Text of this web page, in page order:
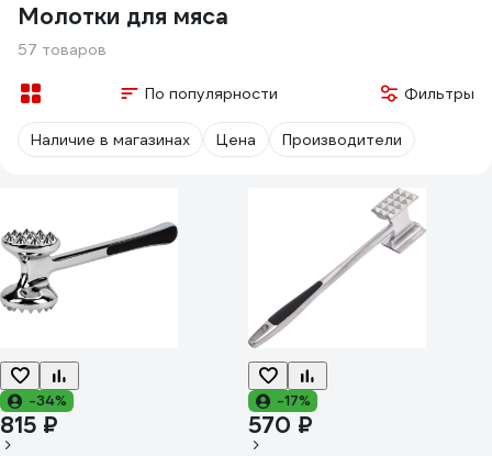
Молотки для мяса
57 товаров
По популярности Фильтры
Наличие в магазинах Цена Производители
-34%
815 ₽
-17%
570 ₽